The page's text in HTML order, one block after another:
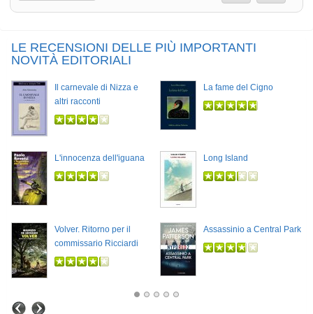
LE RECENSIONI DELLE PIÙ IMPORTANTI
NOVITÀ EDITORIALI
Il carnevale di Nizza e
altri racconti
La fame del Cigno
L'innocenza dell'iguana Long Island
Volver. Ritorno per il
commissario Ricciardi
Assassinio a Central Park